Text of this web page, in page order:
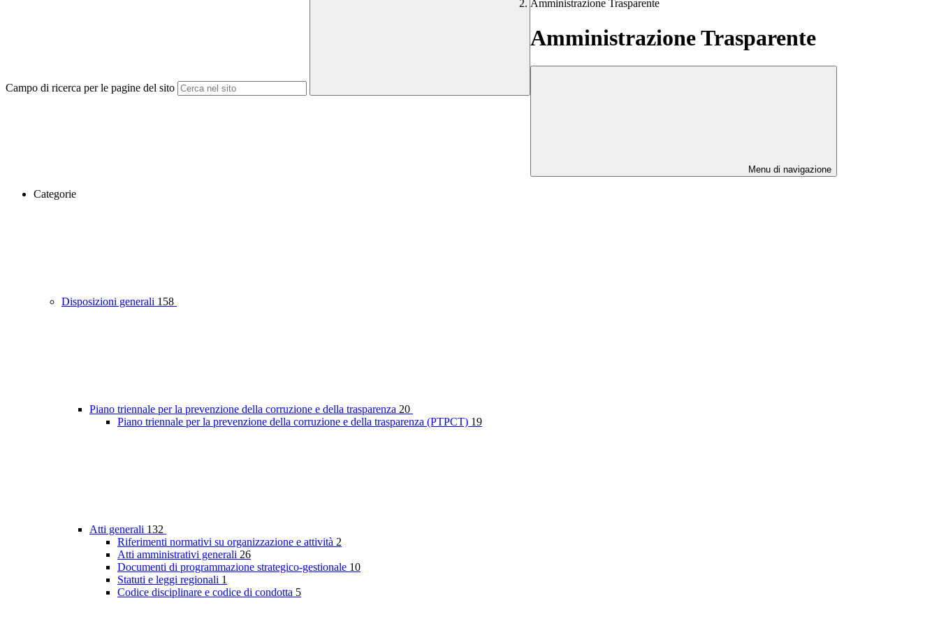
Campo di ricerca per le pagine del sito
Amministrazione Trasparente
Amministrazione Trasparente
Menu di navigazione
Categorie
Disposizioni generali 158
Piano triennale per la prevenzione della corruzione e della trasparenza 20
Piano triennale per la prevenzione della corruzione e della trasparenza (PTPCT) 19
Atti generali 132
Riferimenti normativi su organizzazione e attività 2
Atti amministrativi generali 26
Documenti di programmazione strategico-gestionale 10
Statuti e leggi regionali 1
Codice disciplinare e codice di condotta 5